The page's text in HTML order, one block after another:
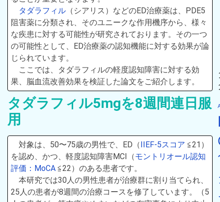
タダラフィル （シアリス）などのED治療薬は、PDE5
阻害薬に分類され、そのユニークな作用機序から、様々
な疾患に対する可能性が研究されております。その一つ
の可能性として、ED治療薬の認知機能に対する効果が論
じられています。
ここでは、タダラフィルの軽度認知障害に対する効
果、脳血流改善効果を検証した論文をご紹介します。
タダラフィル5mgを8週間連日服
用
対象は、50〜75歳の男性で、ED（IIEF-5スコア ≦21）
を認め、かつ、軽度認知障害MCI（モントリオール認知
評価：MoCA ≦22）のある患者です。
本研究では30人の男性患者が治療群に割り当てられ、
25人の患者が8週間の治療コースを修了しています。（5